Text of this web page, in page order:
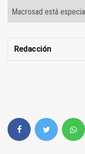
Macrosad está
Redacción